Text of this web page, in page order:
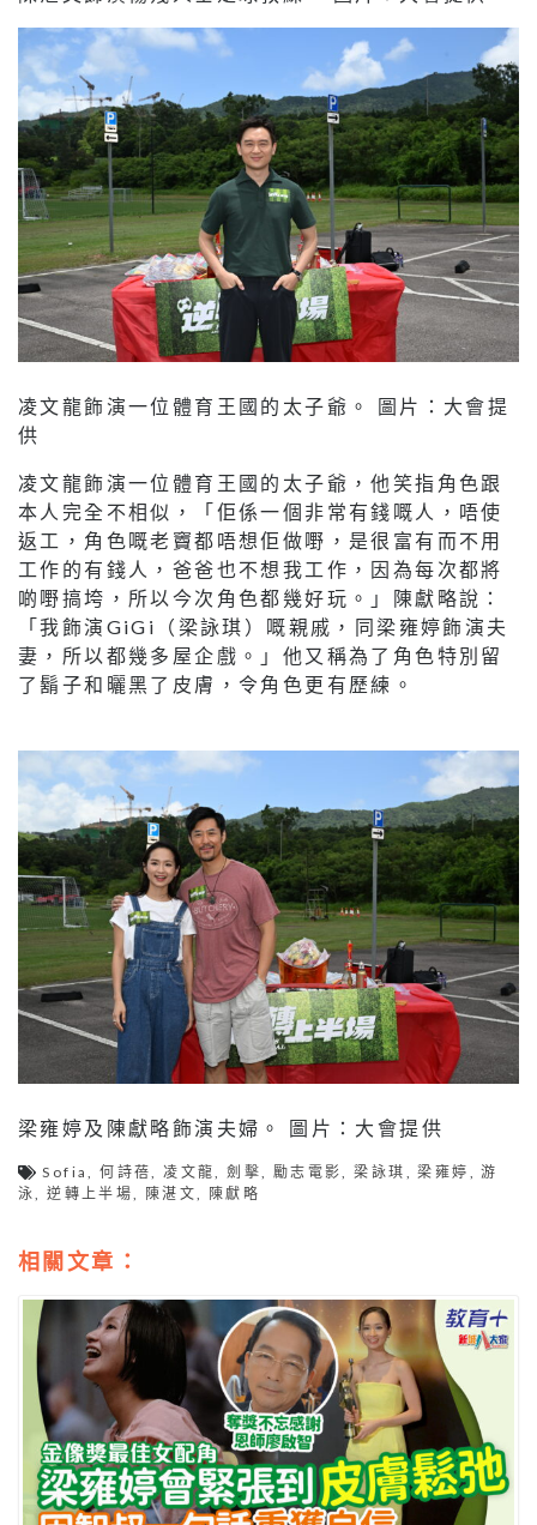
凌文龍飾演一位體育王國的太子爺。 圖片：大會提
供
凌文龍飾演一位體育王國的太子爺，他笑指角色跟
本人完全不相似，「佢係一個非常有錢嘅人，唔使
返工，角色嘅老竇都唔想佢做嘢，是很富有而不用
工作的有錢人，爸爸也不想我工作，因為每次都將
啲嘢搞垮，所以今次角色都幾好玩。」陳獻略說：
「我飾演GiGi（梁詠琪）嘅親戚，同梁雍婷飾演夫
妻，所以都幾多屋企戲。」他又稱為了角色特別留
了鬍子和曬黑了皮膚，令角色更有歷練。
梁雍婷及陳獻略飾演夫婦。 圖片：大會提供
Sofia,何詩蓓,凌文龍,劍擊, 勵志電影,梁詠琪 ,梁雍婷 ,游
泳,逆轉上半場, 陳湛文, 陳獻略
相關文章：